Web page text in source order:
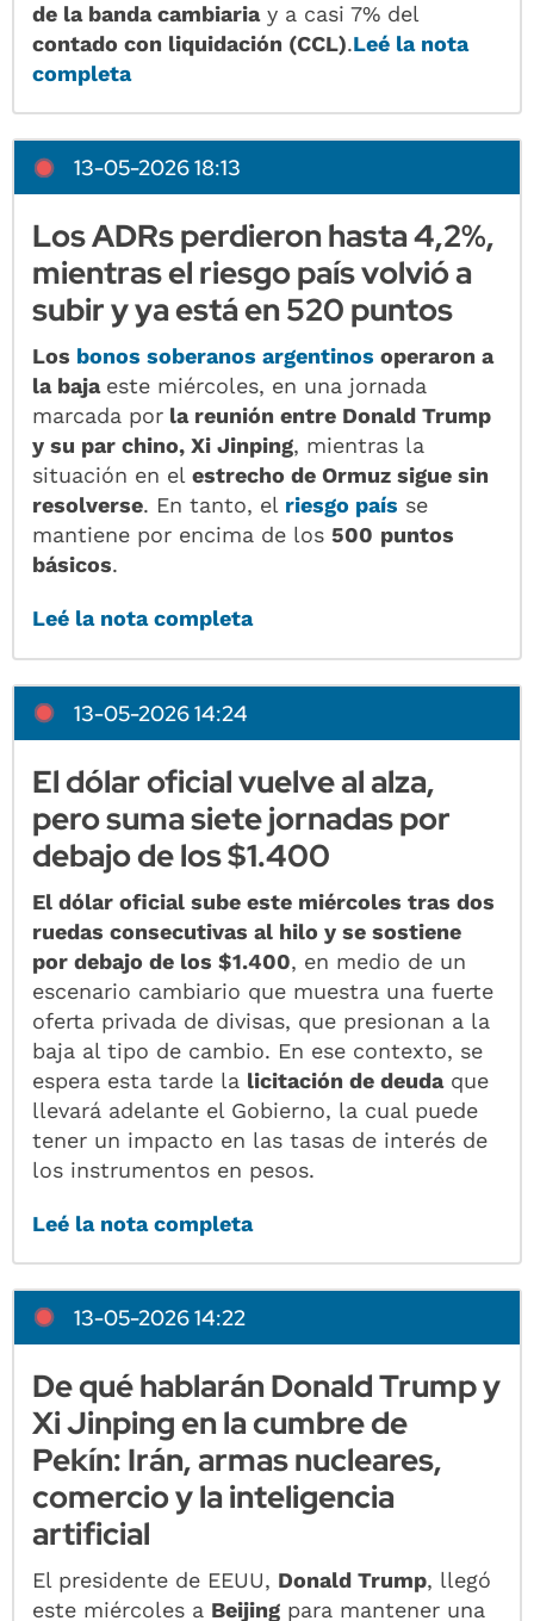
de la banda cambiariay a casi 7% del
contado con liquidación (CCL).Leé la nota
completa
13-05-2026 18:13
Los ADRs perdieron hasta 4,2%,
mientras el riesgo país volvió a
subir y ya está en 520 puntos
Los bonos soberanos argentinos operaron a
la baja este miércoles, en una jornada
marcada por la reunión entre Donald Trump
y su par chino, Xi Jinping, mientras la
situación en elestrecho de Ormuz sigue sin
resolverse. En tanto, el riesgo país se
mantiene por encima de los500 puntos
básicos.
Leé la nota completa
13-05-2026 14:24
El dólar oficial vuelve al alza,
pero suma siete jornadas por
debajo de los $1.400
El dólar oficial sube este miércoles tras dos
ruedas consecutivas al hilo y se sostiene
por debajo de los $1.400, en medio de un
escenario cambiario que muestra una fuerte
oferta privada de divisas, que presionan a la
baja al tipo de cambio. En ese contexto, se
espera esta tarde la licitación de deudaque
llevará adelante el Gobierno, la cual puede
tener un impacto en las tasas de interés de
los instrumentos en pesos.
Leé la nota completa
13-05-2026 14:22
De qué hablarán Donald Trump y
Xi Jinping en la cumbre de
Pekín: Irán, armas nucleares,
comercio y la inteligencia
artificial
El presidente de EEUU, Donald Trump, llegó
este miércoles a Beijing para mantener una